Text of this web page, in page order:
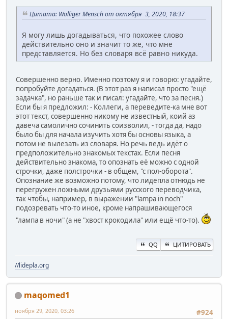
Цитата: Wolliger Mensch от октября 3, 2020, 18:37
Я могу лишь догадываться, что похожее слово
действительно оно и значит то же, что мне
представляется. Но без словаря всё равно никуда.
Совершенно верно. Именно поэтому я и говорю: угадайте,
попробуйте догадаться. (В этот раз я написал просто "ещё
задачка", но раньше так и писал: угадайте, что за песня.)
Если бы я предложил: - Коллеги, а переведите-ка мне вот
этот текст, совершенно никому не известный, коий аз
давеча самолично сочинить соизволил, - тогда да, надо
было бы для начала изучить хотя бы основы языка, а
потом не вылезать из словаря. Но речь ведь идёт о
предположительно знакомых текстах. Если песня
действительно знакома, то опознать её можно с одной
строчки, даже полстрочки - в общем, "с пол-оборота".
Опознание же возможно потому, что лидепла отнюдь не
перегружен ложными друзьями русского переводчика,
так чтобы, например, в выражении "lampa in noch"
подозревать что-то иное, кроме напрашивающегося
"лампа в ночи" (а не "хвост крокодила" или ещё что-то).
QQ ЦИТИРОВАТЬ
//lidepla.org
maqomed1
#924
ноября 29, 2020, 03:26